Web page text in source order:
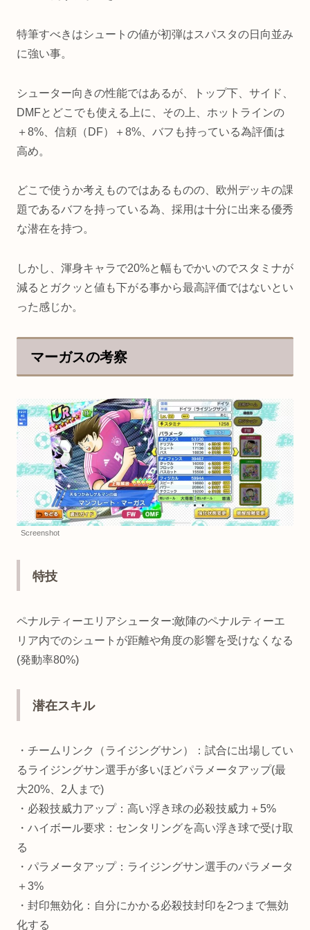
特筆すべきはシュートの値が初弾はスパスタの日向並み
に強い事。
シューター向きの性能ではあるが、トップ下、サイド、
DMFとどこでも使える上に、その上、ホットラインの
＋8%、信頼（DF）＋8%、バフも持っている為評価は
高め。
どこで使うか考えものではあるものの、欧州デッキの課
題であるバフを持っている為、採用は十分に出来る優秀
な潜在を持つ。
しかし、渾身キャラで20%と幅もでかいのでスタミナが
減るとガクッと値も下がる事から最高評価ではないとい
った感じか。
マーガスの考察
Screenshot
特技
ペナルティーエリアシューター:敵陣のペナルティーエ
リア内でのシュートが距離や角度の影響を受けなくなる
(発動率80%)
潜在スキル
・チームリンク（ライジングサン）：試合に出場してい
るライジングサン選手が多いほどパラメータアップ(最
大20%、2人まで)
・必殺技威力アップ：高い浮き球の必殺技威力＋5%
・ハイボール要求：センタリングを高い浮き球で受け取
る
・パラメータアップ：ライジングサン選手のパラメータ
＋3%
・封印無効化：自分にかかる必殺技封印を2つまで無効
化する